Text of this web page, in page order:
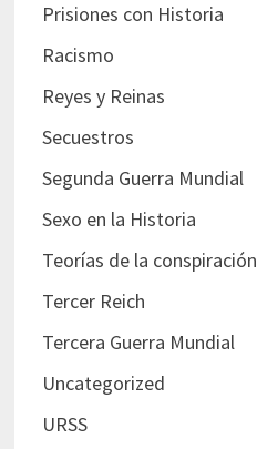
Prisiones con Historia
Racismo
Reyes y Reinas
Secuestros
Segunda Guerra Mundial
Sexo en la Historia
Teorías de la conspiración
Tercer Reich
Tercera Guerra Mundial
Uncategorized
URSS